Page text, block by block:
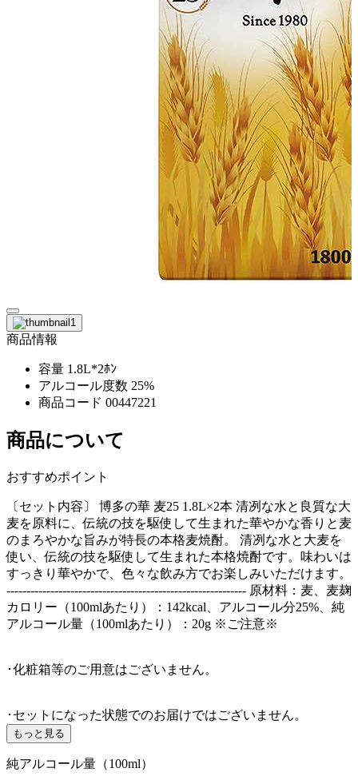
商品情報
容量 1.8L*2ﾎﾝ
アルコール度数 25%
商品コード 00447221
商品について
おすすめポイント
〔セット内容〕 博多の華 麦25 1.8L×2本 清冽な水と良質な大
麦を原料に、伝統の技を駆使して生まれた華やかな香りと麦
のまろやかな旨みが特長の本格麦焼酎。 清冽な水と大麦を
使い、伝統の技を駆使して生まれた本格焼酎です。味わいは
すっきり華やかで、色々な飲み方でお楽しみいただけます。
------------------------------------------------------------ 原材料：麦、麦麹
カロリー（100mlあたり）：142kcal、アルコール分25%、純
アルコール量（100mlあたり）：20g ※ご注意※
･化粧箱等のご用意はございません。
･セットになった状態でのお届けではございません。
もっと見る
純アルコール量（100ml）